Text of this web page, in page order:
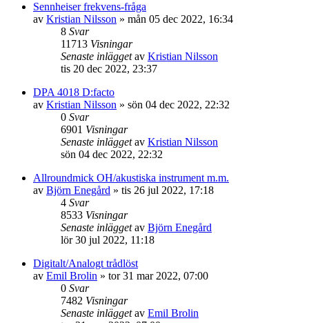
Sennheiser frekvens-fråga
av Kristian Nilsson » mån 05 dec 2022, 16:34
8 Svar
11713 Visningar
Senaste inläggetav Kristian Nilsson
tis 20 dec 2022, 23:37
DPA 4018 D:facto
av Kristian Nilsson » sön 04 dec 2022, 22:32
0 Svar
6901 Visningar
Senaste inläggetav Kristian Nilsson
sön 04 dec 2022, 22:32
Allroundmick OH/akustiska instrument m.m.
av Björn Enegård » tis 26 jul 2022, 17:18
4 Svar
8533 Visningar
Senaste inläggetav Björn Enegård
lör 30 jul 2022, 11:18
Digitalt/Analogt trådlöst
av Emil Brolin » tor 31 mar 2022, 07:00
0 Svar
7482 Visningar
Senaste inläggetav Emil Brolin